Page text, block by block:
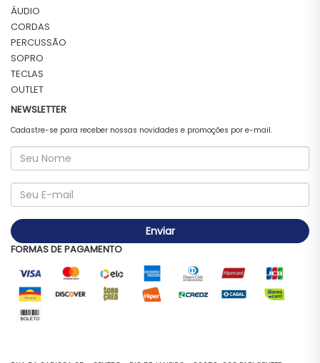
ÁUDIO
CORDAS
PERCUSSÃO
SOPRO
TECLAS
OUTLET
NEWSLETTER
Cadastre-se para receber nossas novidades e promoções por e-mail.
Enviar
FORMAS DE PAGAMENTO